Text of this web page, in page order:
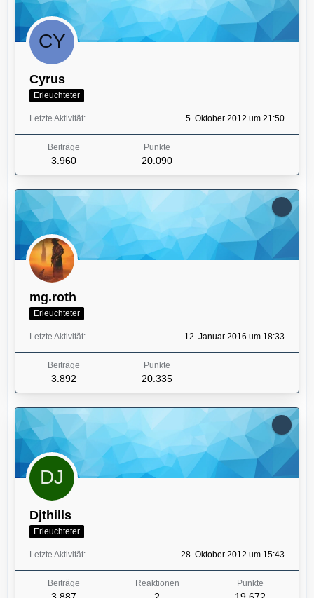
Cyrus
Erleuchteter
Letzte Aktivität 5. Oktober 2012 um 21:50
Beiträge
3.960
Punkte
20.090
mg.roth
Erleuchteter
Letzte Aktivität 12. Januar 2016 um 18:33
Beiträge
3.892
Punkte
20.335
Djthills
Erleuchteter
Letzte Aktivität 28. Oktober 2012 um 15:43
Beiträge Reaktionen Punkte